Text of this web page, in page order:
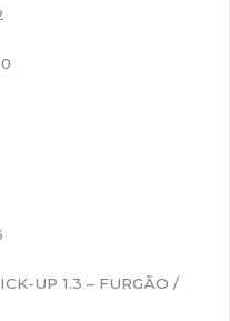
UP 1.3 – FURGÃO /